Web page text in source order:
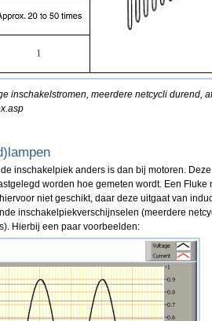
inschakelstromen, meerdere netcycli durend,
inschakelpiek anders is dan bij motoren.
worden hoe gemeten wordt. Een Fluke
niet geschikt, daar deze uitgaat van
inschakelpiekverschijnselen (meerdere
Hierbij een paar voorbeelden: